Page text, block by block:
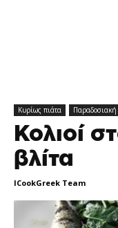
Κυρίως πιάτα Παραδοσιακή
Κολιοί
βλίτα
ICookGreek Team